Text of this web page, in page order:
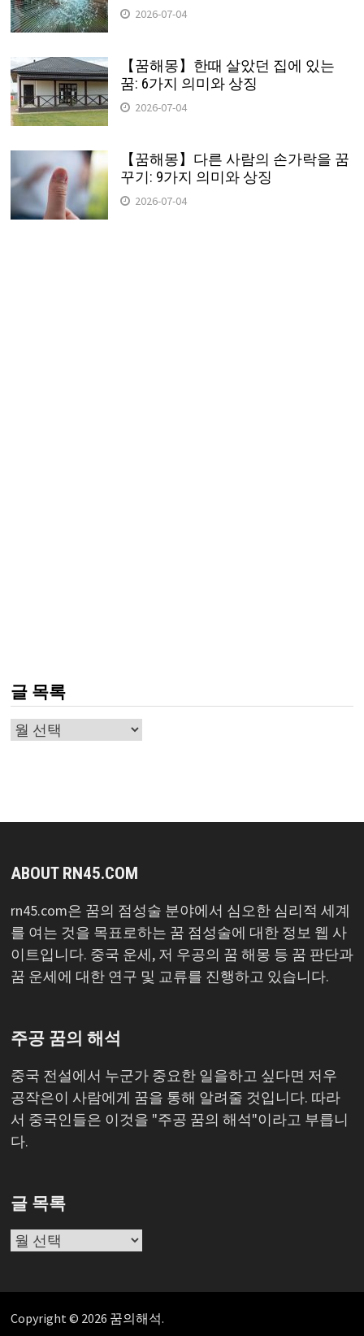
2026-07-04
【꿈해몽】한때 살았던 집에 있는
꿈: 6가지 의미와 상징
2026-07-04
【꿈해몽】다른 사람의 손가락을 꿈
꾸기: 9가지 의미와 상징
2026-07-04
글 목록
글
ABOUT RN45.COM
rn45.com은 꿈의 점성술 분야에서 심오한 심리적 세계
를 여는 것을 목표로하는 꿈 점성술에 대한 정보 웹 사
이트입니다. 중국 운세, 저 우공의 꿈 해몽 등 꿈 판단과
꿈 운세에 대한 연구 및 교류를 진행하고 있습니다.
주공 꿈의 해석
중국 전설에서 누군가 중요한 일을하고 싶다면 저우
공작은이 사람에게 꿈을 통해 알려줄 것입니다. 따라
서 중국인들은 이것을 "주공 꿈의 해석"이라고 부릅니
다.
글 목록
글
Copyright © 2026 꿈의해석.